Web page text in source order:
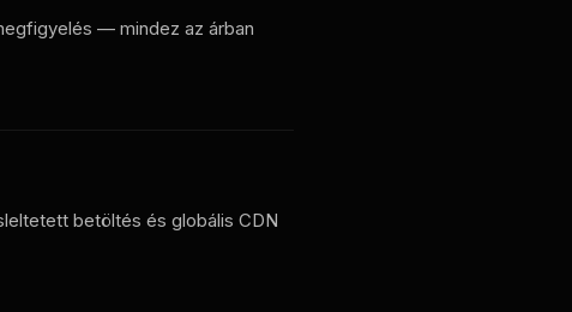
— mindez az árban
betöltés és globális CDN